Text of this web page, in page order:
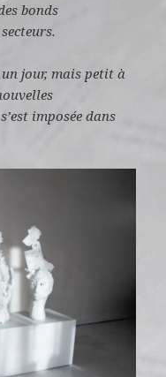
bonds
un jour, mais petit à
imposée dans